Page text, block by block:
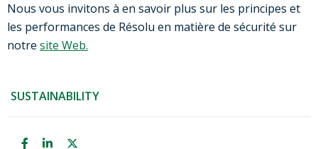
Nous vous invitons à en savoir plus sur les principes et
les performances de Résolu en matière de sécurité sur
notre site Web.
SUSTAINABILITY